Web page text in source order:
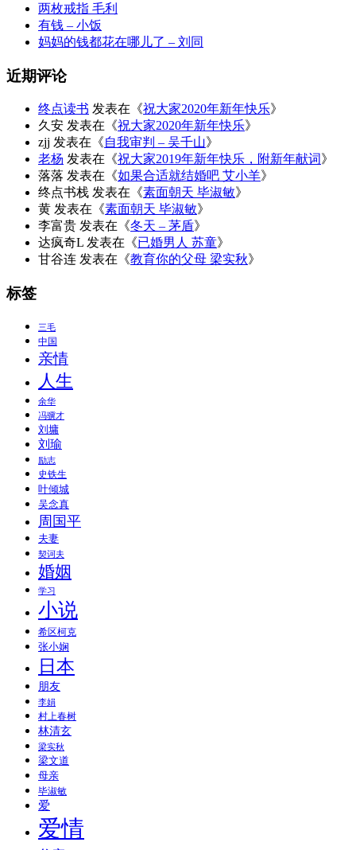
两枚戒指 毛利
有钱 – 小饭
妈妈的钱都花在哪儿了 – 刘同
近期评论
终点读书 发表在《祝大家2020年新年快乐》
久安 发表在《祝大家2020年新年快乐》
zjj 发表在《自我审判 – 吴千山》
老杨 发表在《祝大家2019年新年快乐，附新年献词》
落落 发表在《如果合适就结婚吧 艾小羊》
终点书栈 发表在《素面朝天 毕淑敏》
黄 发表在《素面朝天 毕淑敏》
李富贵 发表在《冬天 – 茅盾》
达疯奇L 发表在《已婚男人 苏童》
甘谷连 发表在《教育你的父母 梁实秋》
标签
三毛
中国
亲情
人生
余华
冯骥才
刘墉
刘瑜
励志
史铁生
叶倾城
吴念真
周国平
夫妻
契诃夫
婚姻
学习
小说
希区柯克
张小娴
日本
朋友
李娟
村上春树
林清玄
梁实秋
梁文道
母亲
毕淑敏
爱
爱情